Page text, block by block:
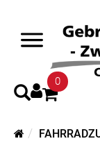
0